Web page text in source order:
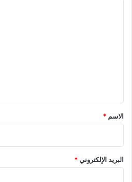
*
الاسم *
البريد الإلكتروني*